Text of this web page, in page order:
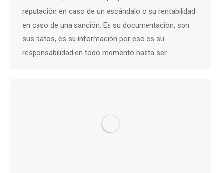
reputación en caso de un escándalo o su rentabilidad
en caso de una sanción. Es su documentación, son
sus datos, es su información por eso es su
responsabilidad en todo momento hasta ser…